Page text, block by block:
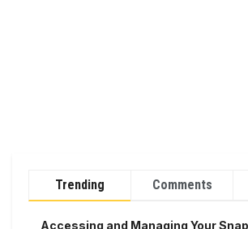
Trending Comments
Accessing and Managing Your